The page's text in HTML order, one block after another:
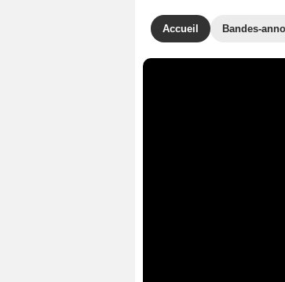
Accueil Bandes-